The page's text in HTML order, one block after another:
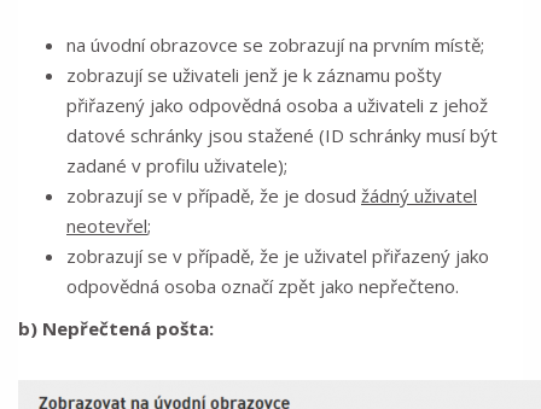
na úvodní obrazovce se zobrazují na prvním místě;
zobrazují se uživateli jenž je k záznamu pošty
přiřazený jako odpovědná osoba a uživateli z jehož
datové schránky jsou stažené (ID schránky musí být
zadané v profilu uživatele);
zobrazují se v případě, že je dosud žádný uživatel
neotevřel;
zobrazují se v případě, že je uživatel přiřazený jako
odpovědná osoba označí zpět jako nepřečteno.
b) Nepřečtená pošta: